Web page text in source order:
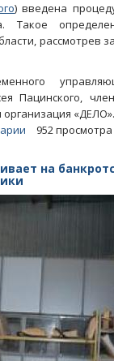
) введена
Такое
рассмотрев
Пацинского,
«ДЕЛО».
952 просмотра
на